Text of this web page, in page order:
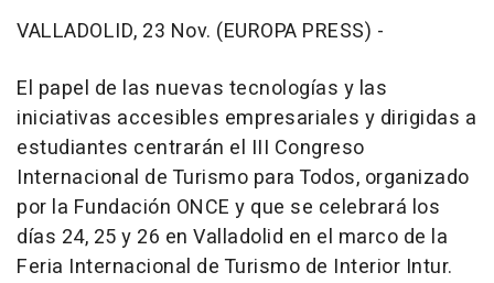
VALLADOLID, 23 Nov. (EUROPA PRESS) -
El papel de las nuevas tecnologías y las
iniciativas accesibles empresariales y dirigidas a
estudiantes centrarán el III Congreso
Internacional de Turismo para Todos, organizado
por la Fundación ONCE y que se celebrará los
días 24, 25 y 26 en Valladolid en el marco de la
Feria Internacional de Turismo de Interior Intur.